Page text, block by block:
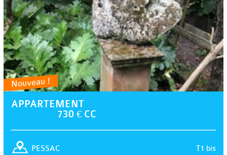
Nouveau !
APPARTEMENT
730 € CC
T1 bis
PESSAC